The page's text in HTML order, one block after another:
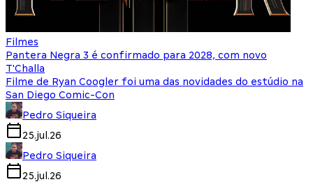
Filmes
Pantera Negra 3 é confirmado para 2028, com novo
T'Challa
Filme de Ryan Coogler foi uma das novidades do estúdio na
San Diego Comic-Con
Pedro Siqueira
25.jul.26
Pedro Siqueira
25.jul.26